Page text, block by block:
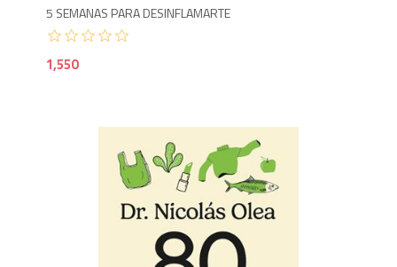
5 SEMANAS PARA DESINFLAMARTE
1,550